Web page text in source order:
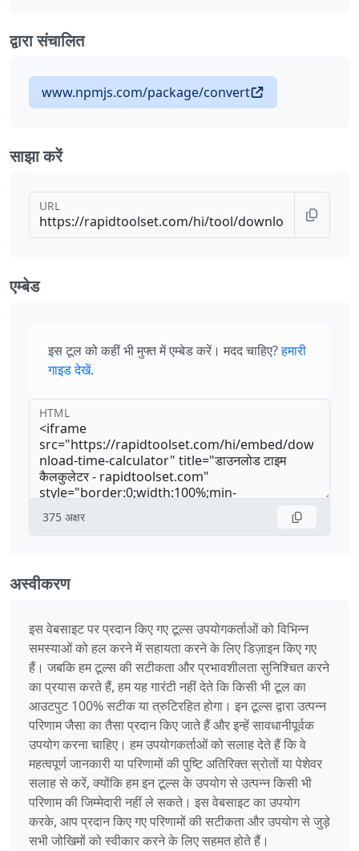
द्वारा संचालित
www.npmjs.com/package/convert
साझा करें
URL
एम्बेड
इस टूल को कहीं भी मुफ्त में एम्बेड करें। मदद चाहिए?हमारी
गाइड देखें.
HTML
375 अक्षर
अस्वीकरण
इस वेबसाइट पर प्रदान किए गए टूल्स उपयोगकर्ताओं को विभिन्न
समस्याओं को हल करने में सहायता करने के लिए डिज़ाइन किए गए
हैं। जबकि हम टूल्स की सटीकता और प्रभावशीलता सुनिश्चित करने
का प्रयास करते हैं, हम यह गारंटी नहीं देते कि किसी भी टूल का
आउटपुट 100% सटीक या त्रुटिरहित होगा। इन टूल्स द्वारा उत्पन्न
परिणाम जैसा का तैसा प्रदान किए जाते हैं और इन्हें सावधानीपूर्वक
उपयोग करना चाहिए। हम उपयोगकर्ताओं को सलाह देते हैं कि वे
महत्वपूर्ण जानकारी या परिणामों की पुष्टि अतिरिक्त स्रोतों या पेशेवर
सलाह से करें, क्योंकि हम इन टूल्स के उपयोग से उत्पन्न किसी भी
परिणाम की जिम्मेदारी नहीं ले सकते। इस वेबसाइट का उपयोग
करके, आप प्रदान किए गए परिणामों की सटीकता और उपयोग से जुड़े
सभी जोखिमों को स्वीकार करने के लिए सहमत होते हैं।